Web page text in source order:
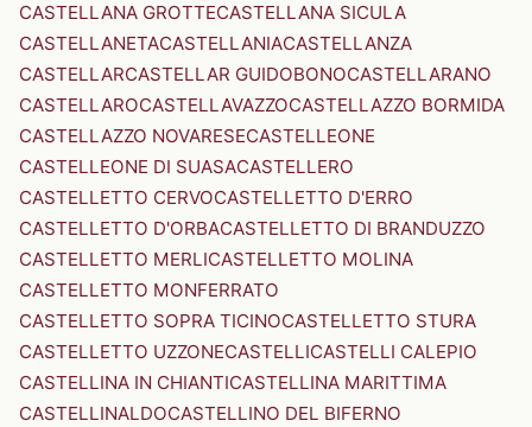
CASTELLANA GROTTECASTELLANA SICULA
CASTELLANETACASTELLANIACASTELLANZA
CASTELLARCASTELLAR GUIDOBONOCASTELLARANO
CASTELLAROCASTELLAVAZZOCASTELLAZZO BORMIDA
CASTELLAZZO NOVARESECASTELLEONE
CASTELLEONE DI SUASACASTELLERO
CASTELLETTO CERVOCASTELLETTO D'ERRO
CASTELLETTO D'ORBACASTELLETTO DI BRANDUZZO
CASTELLETTO MERLICASTELLETTO MOLINA
CASTELLETTO MONFERRATO
CASTELLETTO SOPRA TICINOCASTELLETTO STURA
CASTELLETTO UZZONECASTELLICASTELLI CALEPIO
CASTELLINA IN CHIANTICASTELLINA MARITTIMA
CASTELLINALDOCASTELLINO DEL BIFERNO